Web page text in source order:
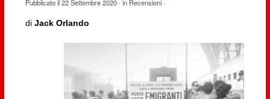
Pubblicato il22 Settembre 2020· in Recensioni·
di Jack Orlando